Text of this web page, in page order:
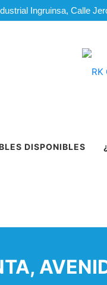
Ingruinsa, Calle
DISPONIBLES